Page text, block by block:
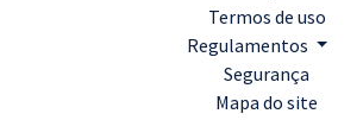
Termos de uso
Regulamentos
Segurança
Mapa do site